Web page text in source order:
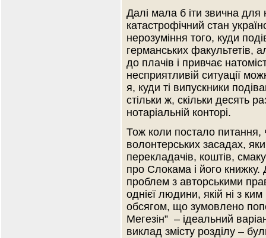
Далі мала б іти звична для
катастрофічний стан
нерозуміння того, куди
германських факультетів,
до плачів і привчає
несприятливій ситуації
я, куди ті випускники
стільки ж, скільки десять
нотаріальній конторі.
Тож коли постало
волонтерських засадах,
перекладачів, коштів,
про Слокама і його
проблем з авторськими
однієї людини, якій ні з
обсягом, що зумовлено
Мегезін” – ідеальний
виклад змісту розділу –